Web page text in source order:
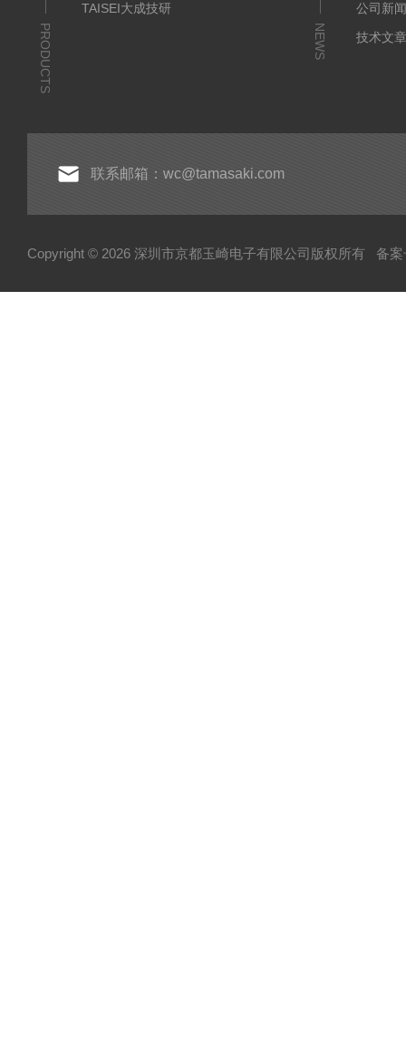
PRODUCTS
TAISEI大成技研
NEWS
公司新
技术文
联系邮箱：wc@tamasaki.com
Copyright © 2026 深圳市京都玉崎电子有限公司版权所有 备案